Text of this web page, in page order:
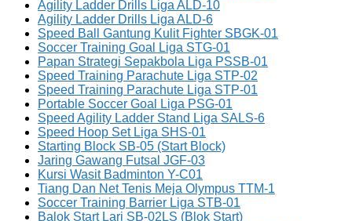
Agility Ladder Drills Liga ALD-10
Agility Ladder Drills Liga ALD-6
Speed Ball Gantung Kulit Fighter SBGK-01
Soccer Training Goal Liga STG-01
Papan Strategi Sepakbola Liga PSSB-01
Speed Training Parachute Liga STP-02
Speed Training Parachute Liga STP-01
Portable Soccer Goal Liga PSG-01
Speed Agility Ladder Stand Liga SALS-6
Speed Hoop Set Liga SHS-01
Starting Block SB-05 (Start Block)
Jaring Gawang Futsal JGF-03
Kursi Wasit Badminton Y-C01
Tiang Dan Net Tenis Meja Olympus TTM-1
Soccer Training Barrier Liga STB-01
Balok Start Lari SB-02LS (Blok Start)